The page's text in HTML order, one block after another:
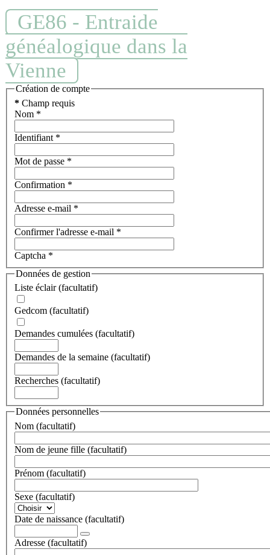
GE86 - Entraide
généalogique dans la
Vienne
Création de compte
* Champ requis
Nom *
Identifiant *
Mot de passe *
Confirmation *
Adresse e-mail *
Confirmer l'adresse e-mail *
Captcha *
Données de gestion
Liste éclair (facultatif)
Gedcom (facultatif)
Demandes cumulées (facultatif)
Demandes de la semaine (facultatif)
Recherches (facultatif)
Données personnelles
Nom (facultatif)
Nom de jeune fille (facultatif)
Prénom (facultatif)
Sexe (facultatif)
Date de naissance (facultatif)
Adresse (facultatif)